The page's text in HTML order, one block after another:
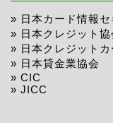
» 日本カード情報
» 日本クレジット協
» 日本クレジット
» 日本貸金業協会
» CIC
» JICC